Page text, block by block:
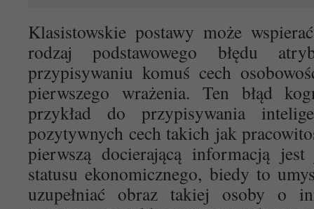
Klasistowskie postawy może
rodzaj podstawowego błędu
przypisywaniu komuś cech
pierwszego wrażenia. Ten błąd
przykład do przypisywania
pozytywnych cech takich jak
pierwszą docierającą informacją
statusu ekonomicznego, biedy to
uzupełniać obraz takiej osoby o